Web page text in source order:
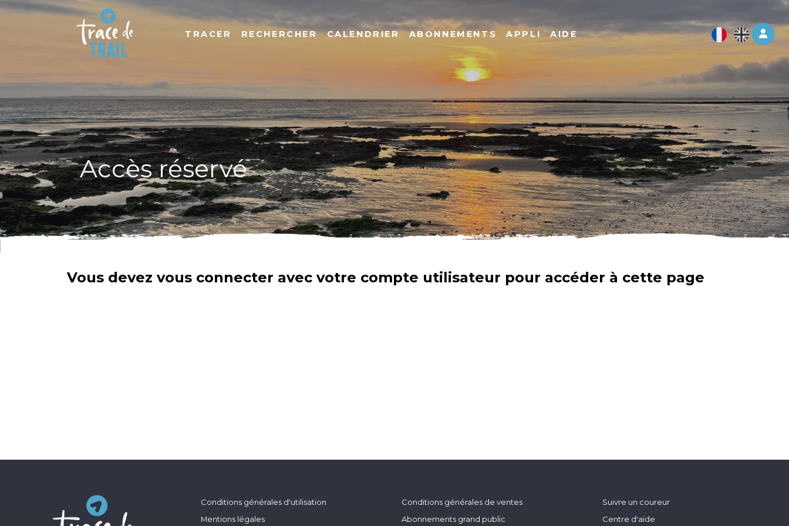
Log
TRACER RECHERCHER CALENDRIER ABONNEMENTS APPLI AIDE
Accès réservé
Vous devez vous connecter avec votre compte utilisateur pour accéder à cette page
Conditions générales d'utilisation
Mentions légales
Conditions générales de ventes
Abonnements grand public
Suivre un coureur
Centre d'aide